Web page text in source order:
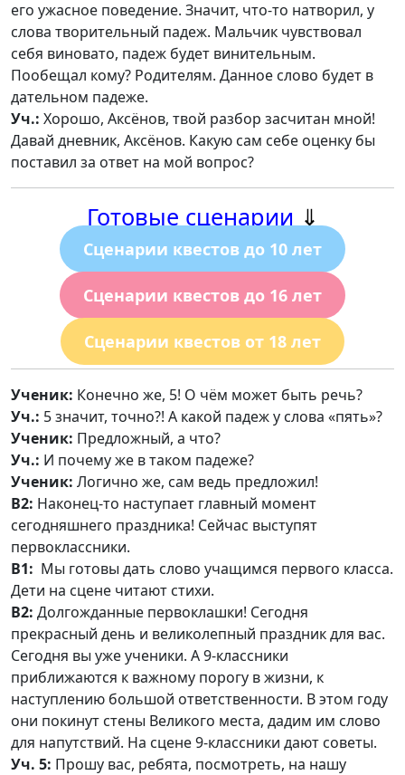
его ужасное поведение. Значит, что-то натворил, у
слова творительный падеж. Мальчик чувствовал
себя виновато, падеж будет винительным.
Пообещал кому? Родителям. Данное слово будет в
дательном падеже.
Уч.: Хорошо, Аксёнов, твой разбор засчитан мной!
Давай дневник, Аксёнов. Какую сам себе оценку бы
поставил за ответ на мой вопрос?
Готовые сценарии ⇓
Сценарии квестов до 10 лет
Сценарии квестов до 16 лет
Сценарии квестов от 18 лет
Ученик: Конечно же, 5! О чём может быть речь?
Уч.: 5 значит, точно?! А какой падеж у слова «пять»?
Ученик: Предложный, а что?
Уч.: И почему же в таком падеже?
Ученик: Логично же, сам ведь предложил!
В2: Наконец-то наступает главный момент
сегодняшнего праздника! Сейчас выступят
первоклассники.
В1: Мы готовы дать слово учащимся первого класса.
Дети на сцене читают стихи.
В2: Долгожданные первоклашки! Сегодня
прекрасный день и великолепный праздник для вас.
Сегодня вы уже ученики. А 9-классники
приближаются к важному порогу в жизни, к
наступлению большой ответственности. В этом году
они покинут стены Великого места, дадим им слово
для напутствий. На сцене 9-классники дают советы.
Уч. 5: Прошу вас, ребята, посмотреть, на нашу